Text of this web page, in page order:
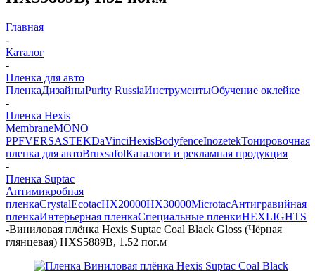
Главная
-
Каталог
-
Пленка для авто
ПленкаДизайныPurity RussiaИнструментыОбучение оклейке
-
Пленка Hexis
MembraneMONO
PPFVERSASTEKDaVinciHexisBodyfenceInozetekТонировочная
пленка для автоBruxsafolКаталоги и рекламная продукция
-
Пленка Suptac
Антимикробная
пленкаCrystalEcotacHX20000HX30000MicrotacАнтигравийная
пленкаИнтерьерная пленкаСпециальные пленкиHEXLIGHTS
-Виниловая плёнка Hexis Suptac Coal Black Gloss (Чёрная
глянцевая) HXS5889B, 1.52 пог.м